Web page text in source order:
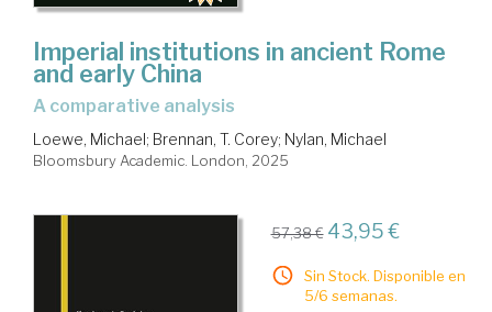
Imperial institutions in ancient Rome
and early China
a comparative analysis
Loewe, Michael; Brennan, T. Corey; Nylan, Michael
Bloomsbury Academic. London, 2025
57,38 € 43,95 €
Sin Stock. Disponible en
5/6 semanas.